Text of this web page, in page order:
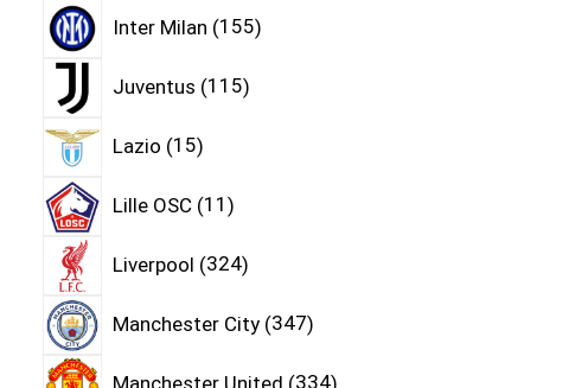
Inter Milan 155
Juventus 115
Lazio 15
Lille OSC 11
Liverpool 324
Manchester City 347
Manchester United 334